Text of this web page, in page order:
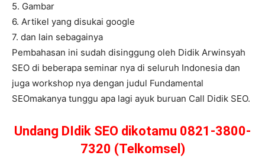
5. Gambar
6. Artikel yang disukai google
7. dan lain sebagainya
Pembahasan ini sudah disinggung oleh Didik Arwinsyah
SEO di beberapa seminar nya di seluruh Indonesia dan
juga workshop nya dengan judul Fundamental
SEOmakanya tunggu apa lagi ayuk buruan Call Didik SEO.
Undang DIdik SEO dikotamu 0821-3800-
7320 (Telkomsel)